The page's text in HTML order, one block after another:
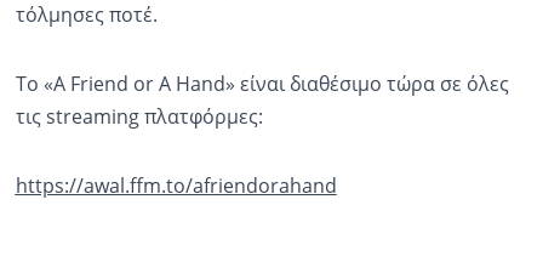
τόλμησες ποτέ.
Το «A Friend or A Hand» είναι διαθέσιμο τώρα σε όλες
τις streaming πλατφόρμες:
https://awal.ffm.to/afriendorahand